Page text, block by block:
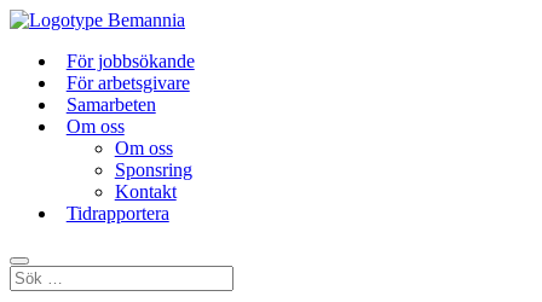
För jobbsökande
För arbetsgivare
Samarbeten
Om oss
Om oss
Sponsring
Kontakt
Tidrapportera